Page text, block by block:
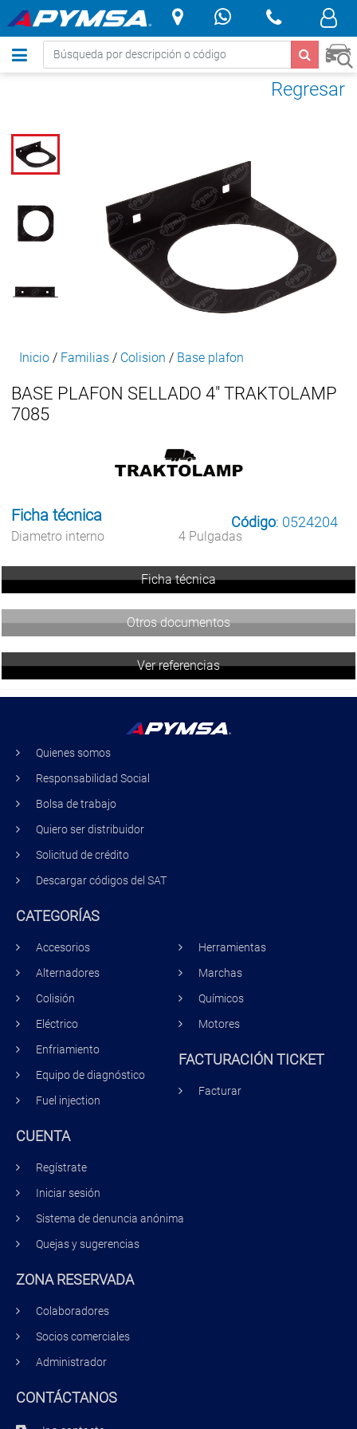
.
Regresar
Inicio / Familias / Colision / Base plafon
BASE PLAFON SELLADO 4" TRAKTOLAMP
7085
Código: 0524204
Ficha técnica
Diametro interno 4 Pulgadas
Ficha técnica
Otros documentos
Ver referencias
Quienes somos
Responsabilidad Social
Bolsa de trabajo
Quiero ser distribuidor
Solicitud de crédito
Descargar códigos del SAT
CATEGORÍAS
Accesorios
Alternadores
Colisión
Eléctrico
Enfriamiento
Equipo de diagnóstico
Fuel injection
Herramientas
Marchas
Químicos
Motores
FACTURACIÓN TICKET
Facturar
CUENTA
Regístrate
Iniciar sesión
Sistema de denuncia anónima
Quejas y sugerencias
ZONA RESERVADA
Colaboradores
Socios comerciales
Administrador
CONTÁCTANOS